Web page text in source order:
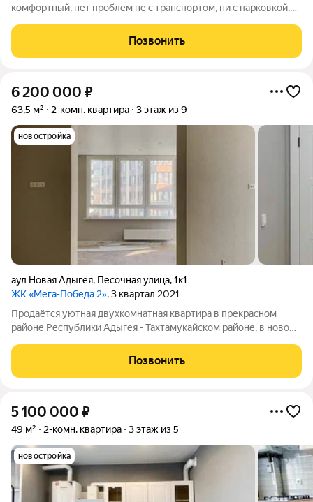
комфортный, нет проблем не с транспортом, ни с парковкой,
Квартира реальная и готова к просмотру Подробнее все
расскажу по телефону или в сообщениях
Позвонить
6 200 000 ₽
63,5 м² 2-комн. квартира 3 этаж из 9
новостройка
аул Новая Адыгея, Песочная улица,1к1
ЖК «Мега-Победа 2», 3 квартал 2021
Продаётся уютная двухкомнатная квартира в прекрасном
районе Республики Адыгея - Тахтамукайском районе, в новом
комфорт городской жизни и потрясающую природу
Кавказских гор. Здесь вы сможете
Позвонить
5 100 000 ₽
49 м² 2-комн. квартира 3 этаж из 5
новостройка